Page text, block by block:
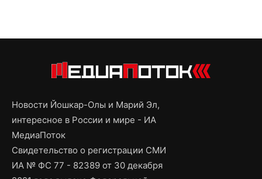
Новости Йошкар-Олы и Марий Эл,
интересное в России и мире - ИА
МедиаПоток
Свидетельство о регистрации СМИ
ИА № ФС 77 - 82389 от 30 декабря